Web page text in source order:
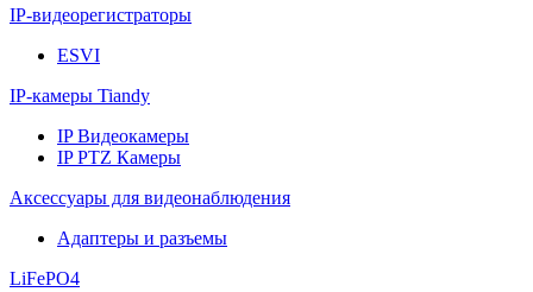
IP-видеорегистраторы
ESVI
IP-камеры Tiandy
IP Видеокамеры
IP PTZ Камеры
Аксессуары для видеонаблюдения
Адаптеры и разъемы
LiFePO4